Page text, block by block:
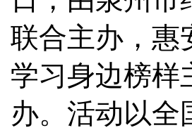
联合主办，
学习身边榜样
办。活动以全